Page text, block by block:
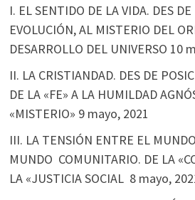
I. EL SENTIDO DE LA VIDA. DES
EVOLUCIÓN, AL MISTERIO DEL
DESARROLLO DEL UNIVERSO 10
II. LA CRISTIANDAD. DES DE
DE LA «FE» A LA HUMILDAD
«MISTERIO» 9 mayo, 2021
III. LA TENSIÓN ENTRE EL
MUNDO COMUNITARIO. DE LA
LA «JUSTICIA SOCIAL 8 mayo,